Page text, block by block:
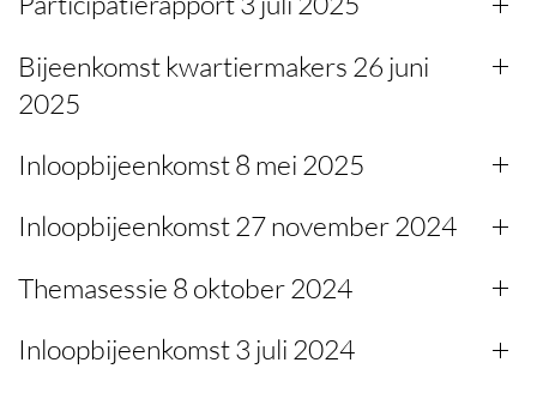
Bijeenkomst kwartiermakers 26 juni
2025
Inloopbijeenkomst 8 mei 2025
Inloopbijeenkomst 27 november 2024
Themasessie 8 oktober 2024
Inloopbijeenkomst 3 juli 2024